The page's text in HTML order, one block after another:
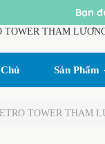
Sản Phẩm
TOWER THAM
Bạn